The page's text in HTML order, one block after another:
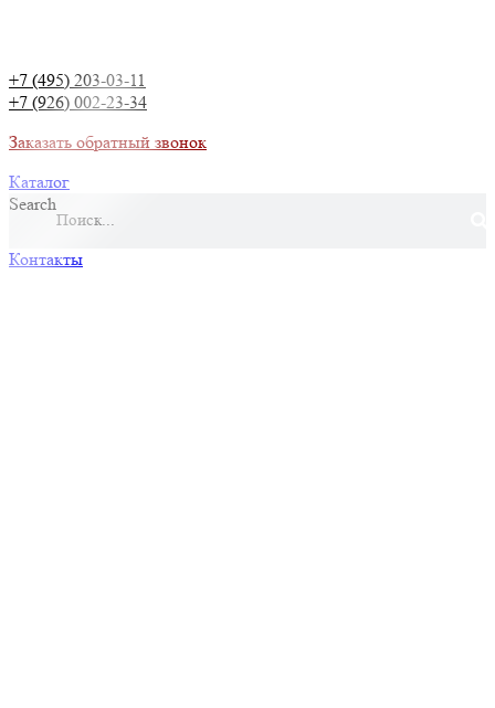
+7 (495) 203-03-11
+7 (926) 002-23-34
Заказать обратный звонок
Каталог
Search
Контакты